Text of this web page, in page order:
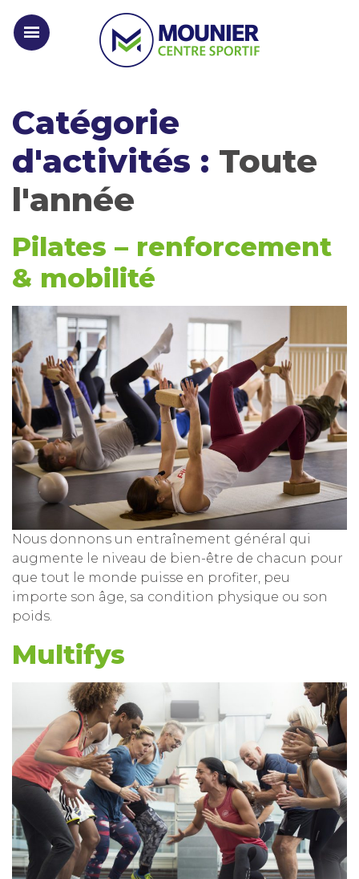
Catégorie
d'activités : Toute
l'année
Pilates – renforcement
& mobilité
Nous donnons un entraînement général qui
augmente le niveau de bien-être de chacun pour
que tout le monde puisse en profiter, peu
importe son âge, sa condition physique ou son
poids.
Multifys